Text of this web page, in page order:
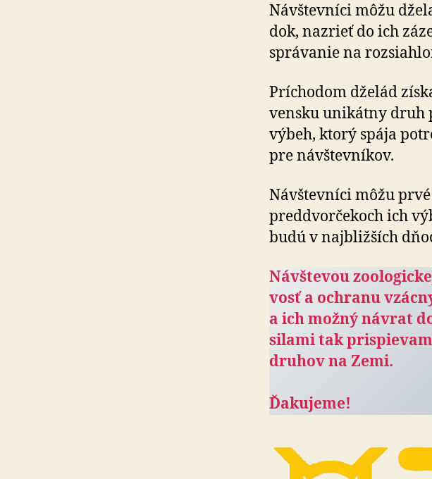
Návštevníci môžu
dok, nazrieť do ich
správanie na
Príchodom dželád
ven­sku unikátny druh
výbeh, ktorý spája
pre návštevníkov.
Návštevníci môžu
preddvorčekoch ich
budú v najbližších
Návštevou
vosť a och­ranu
a ich možný návrat
silami tak
druhov na Zemi.
Ďakujeme!